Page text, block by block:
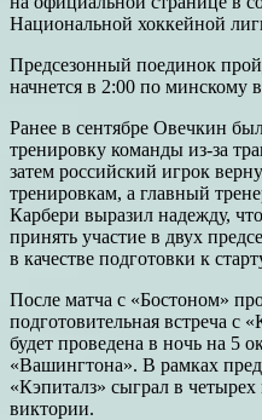
Национальной хоккейной
Предсезонный поединок
начнется в 2:00 по минскому
Ранее в сентябре Овечкин
тренировку команды из-за
затем российский игрок
тренировкам, а главный
Карбери выразил надежду,
принять участие в двух
в качестве подготовки к
После матча с «Бостоном»
подготовительная встреча с
будет проведена в ночь на 5
«Вашингтона». В рамках
«Кэпиталз» сыграл в
виктории.